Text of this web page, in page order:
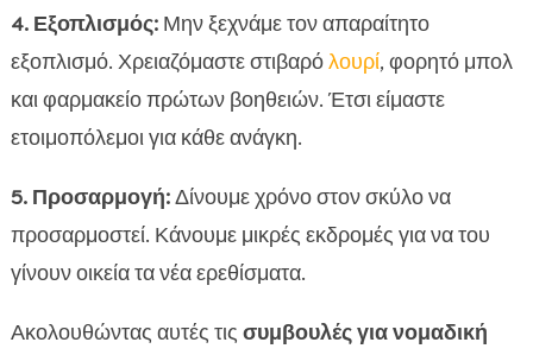
4. Εξοπλισμός:Μην ξεχνάμε τον απαραίτητο
εξοπλισμό. Χρειαζόμαστε στιβαρόλουρί, φορητό μπολ
και φαρμακείο πρώτων βοηθειών. Έτσι είμαστε
ετοιμοπόλεμοι για κάθε ανάγκη.
5. Προσαρμογή:Δίνουμε χρόνο στον σκύλο να
προσαρμοστεί. Κάνουμε μικρές εκδρομές για να του
γίνουν οικεία τα νέα ερεθίσματα.
Ακολουθώντας αυτές τις συμβουλές για νομαδική